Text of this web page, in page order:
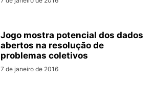
Jogo mostra potencial dos dados
abertos na resolução de
problemas coletivos
7 de janeiro de 2016